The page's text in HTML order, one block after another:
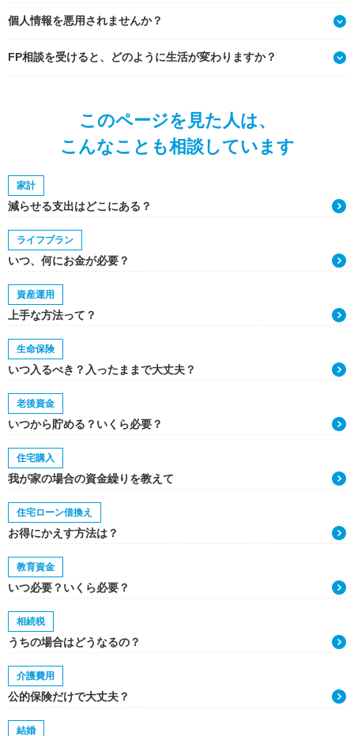
個人情報を悪用されませんか？
FP相談を受けると、どのように生活が変わりますか？
このページを見た人は、
こんなことも相談しています
家計
減らせる支出はどこにある？
ライフプラン
いつ、何にお金が必要？
資産運用
上手な方法って？
生命保険
いつ入るべき？入ったままで大丈夫？
老後資金
いつから貯める？いくら必要？
住宅購入
我が家の場合の資金繰りを教えて
住宅ローン借換え
お得にかえす方法は？
教育資金
いつ必要？いくら必要？
相続税
うちの場合はどうなるの？
介護費用
公的保険だけで大丈夫？
結婚